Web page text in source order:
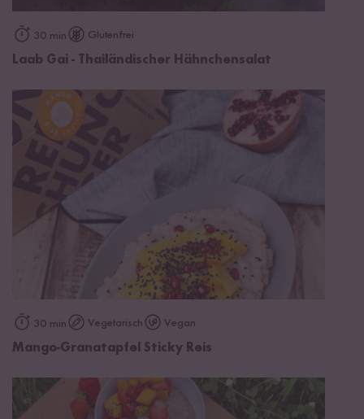
30 min Glutenfrei
Laab Gai - Thailändischer Hähnchensalat
30 min Vegetarisch Vegan
Mango-Granatapfel Sticky Reis